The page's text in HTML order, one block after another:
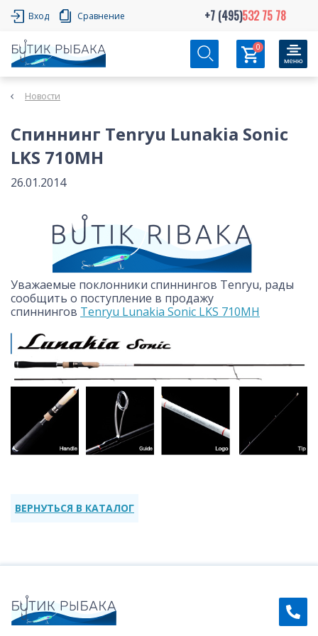
Вход Сравнение +7 (495)532 75 78
0
Новости
Спиннинг Tenryu Lunakia Sonic
LKS 710MH
26.01.2014
Уважаемые поклонники спиннингов Tenryu, рады
сообщить о поступление в продажу
спиннингов Tenryu Lunakia Sonic LKS 710MH
ВЕРНУТЬСЯ В КАТАЛОГ